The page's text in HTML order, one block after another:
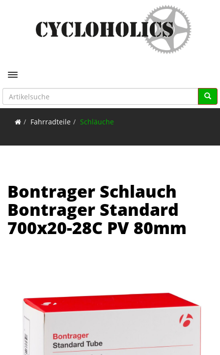
Toggle navigation
Fahrradteile Schläuche
Bontrager Schlauch
Bontrager Standard
700x20-28C PV 80mm